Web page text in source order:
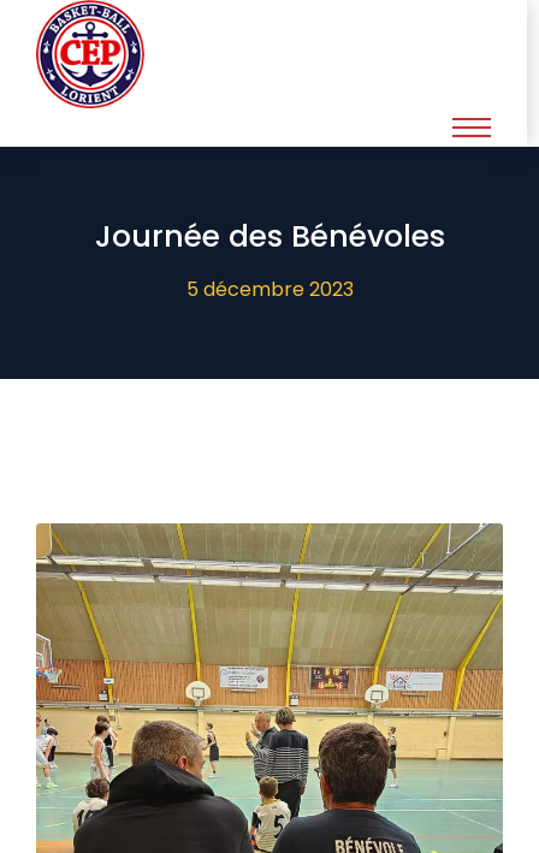
Journée des Bénévoles
5 décembre 2023